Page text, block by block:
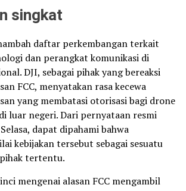
singkat
daftar perkembangan terkait
dan perangkat komunikasi di
DJI, sebagai pihak yang bereaksi
FCC, menyatakan rasa kecewa
yang membatasi otorisasi bagi drone
luar negeri. Dari pernyataan resmi
dapat dipahami bahwa
kebijakan tersebut sebagai sesuatu
tertentu.
mengenai alasan FCC mengambil